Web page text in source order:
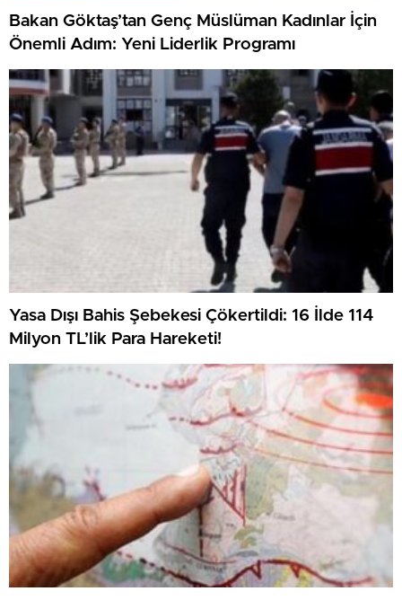
Bakan Göktaş’tan Genç Müslüman Kadınlar İçin
Önemli Adım: Yeni Liderlik Programı
Yasa Dışı Bahis Şebekesi Çökertildi: 16 İlde 114
Milyon TL’lik Para Hareketi!